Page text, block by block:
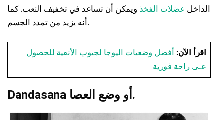
الداخل عضلات الفخذ ويمكن أن تساعد في تخفيف التعب. كما
أنه يزيد من تمدد الجسم.
اقرأ الآن:
أفضل وضعيات اليوجا لجيوب الأنفية للحصول
على راحة فورية
Dandasana أو وضع العصا.